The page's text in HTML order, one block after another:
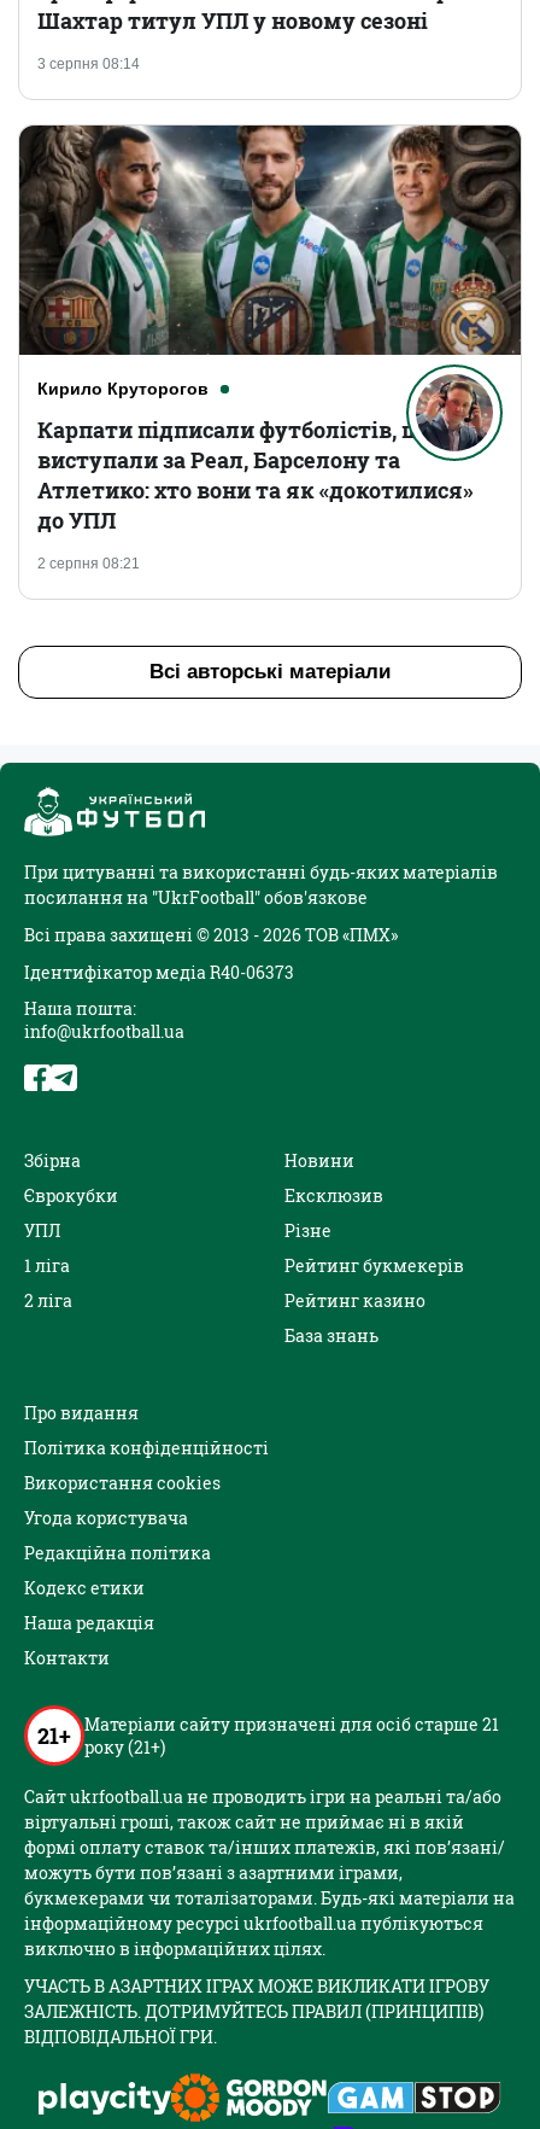
3 серпня 08:14
Шахтар титул УПЛ у новому сезоні
Кирило Круторогов
2 серпня 08:21
Карпати підписали футболістів, що
виступали за Реал, Барселону та
Атлетико: хто вони та як «докотилися»
до УПЛ
Всі авторські матеріали
При цитуванні та використанні будь-яких матеріалів
посилання на "UkrFootball" обов'язкове
Всі права захищені © 2013 - 2026 ТОВ «ПМХ»
Ідентифікатор медіа R40-06373
Наша пошта:
info@ukrfootball.ua
Збірна
Єврокубки
УПЛ
1 ліга
2 ліга
Новини
Ексклюзив
Різне
Рейтинг букмекерів
Рейтинг казино
База знань
Про видання
Політика конфіденційності
Використання cookies
Угода користувача
Редакційна політика
Кодекс етики
Наша редакція
Контакти
21+ Матеріали сайту призначені для осіб старше 21
року (21+)
Сайт ukrfootball.ua не проводить ігри на реальні та/або
віртуальні гроші, також сайт не приймає ні в якій
формі оплату ставок та/інших платежів, які пов’язані/
можуть бути пов’язані з азартними іграми,
букмекерами чи тоталізаторами. Будь-які матеріали на
інформаційному ресурсі ukrfootball.ua публікуються
виключно в інформаційних цілях.
УЧАСТЬ В АЗАРТНИХ ІГРАХ МОЖЕ ВИКЛИКАТИ ІГРОВУ
ЗАЛЕЖНІСТЬ. ДОТРИМУЙТЕСЬ ПРАВИЛ (ПРИНЦИПІВ)
ВІДПОВІДАЛЬНОЇ ГРИ.